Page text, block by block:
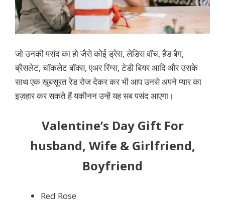
जो उनकी पसंद का हो जैसे कोई ड्रेस, लेडिस वॉच, हैंड बैग,
ब्रैसलेट, चॉकलेट बॉक्स, एअर रिंग्स, टेडी बियर आदि और उसके
साथ एक खूबसूरत रेड रोज देकर कर भी आप उनसे अपने प्यार का
इज़हार कर सकते हैं यकीनन उन्हें यह सब पसंद आएगा।
Valentine’s Day Gift For
husband, Wife & Girlfriend,
Boyfriend
Red Rose